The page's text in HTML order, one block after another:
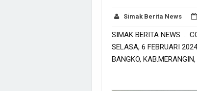
Simak Berita News
SIMAK BERITA NEWS .
SELASA, 6 FEBRUARI
BANGKO,